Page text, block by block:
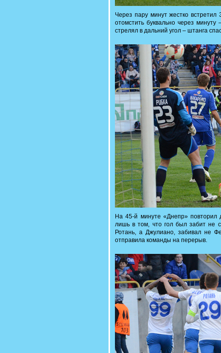
Через пару минут жестко
отомстить буквально через
стрелял в дальний угол – штанга
На 45-й минуте «Днепр» повторил
лишь в том, что гол был забит не
Ротань, а Джулиано, забивал не
отправила команды на перерыв.